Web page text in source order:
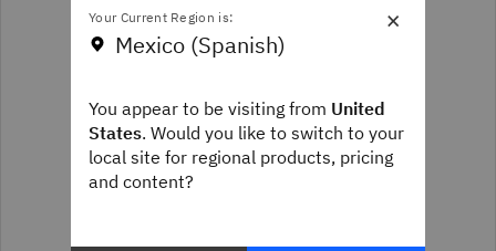
×
Your Current Region is:
Mexico (Spanish)
You appear to be visiting from United
States. Would you like to switch to your
local site for regional products, pricing
and content?